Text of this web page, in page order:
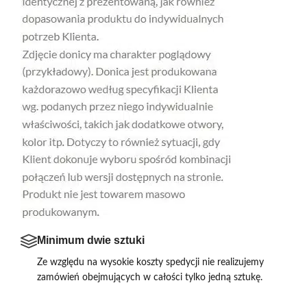
Minimum dwie sztuki
Ze względu na wysokie koszty spedycji nie realizujemy
zamówień obejmujących w całości tylko jedną sztukę.